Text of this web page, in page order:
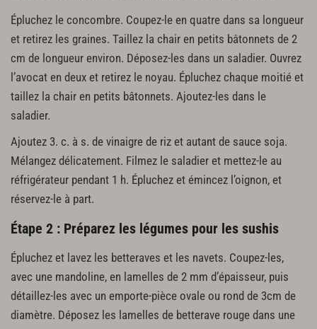
Épluchez le concombre. Coupez-le en quatre dans sa longueur
et retirez les graines. Taillez la chair en petits bâtonnets de 2
cm de longueur environ. Déposez-les dans un saladier. Ouvrez
l’avocat en deux et retirez le noyau. Épluchez chaque moitié et
taillez la chair en petits bâtonnets. Ajoutez-les dans le
saladier.
Ajoutez 3. c. à s. de vinaigre de riz et autant de sauce soja.
Mélangez délicatement. Filmez le saladier et mettez-le au
réfrigérateur pendant 1 h. Épluchez et émincez l’oignon, et
réservez-le à part.
Étape 2 : Préparez les légumes pour les sushis
Épluchez et lavez les betteraves et les navets. Coupez-les,
avec une mandoline, en lamelles de 2 mm d’épaisseur, puis
détaillez-les avec un emporte-pièce ovale ou rond de 3cm de
diamètre. Déposez les lamelles de betterave rouge dans une